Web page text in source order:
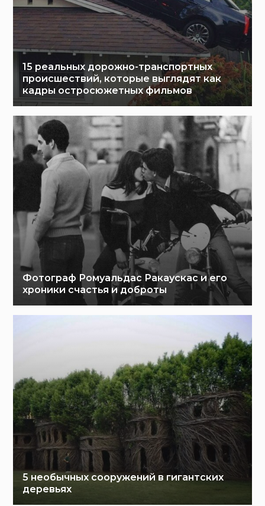
15 реальных дорожно-транспортных
происшествий, которые выглядят как
кадры остросюжетных фильмов
Фотограф Ромуальдас Ракаускас и его
хроники счастья и доброты
5 необычных сооружений в гигантских
деревьях